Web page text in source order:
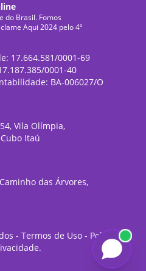
do Brasil. Fomos
Aqui 2024 pelo 4º
17.664.581/0001-69
0001-40
BA-006027/O
Vila Olímpia,
Itaú
das Árvores,
- Termos de Uso- Política
.